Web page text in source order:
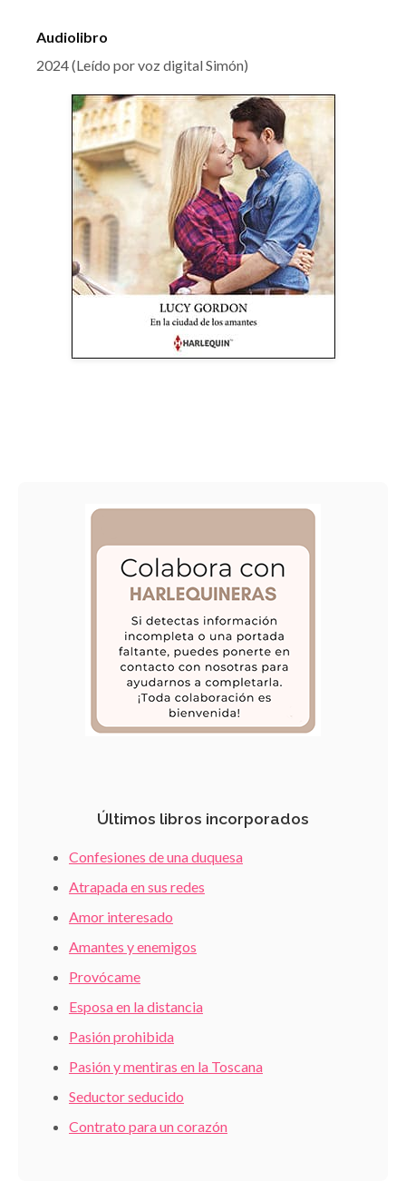
Audiolibro
2024 (Leído por voz digital Simón)
Últimos libros incorporados
Confesiones de una duquesa
Atrapada en sus redes
Amor interesado
Amantes y enemigos
Provócame
Esposa en la distancia
Pasión prohibida
Pasión y mentiras en la Toscana
Seductor seducido
Contrato para un corazón